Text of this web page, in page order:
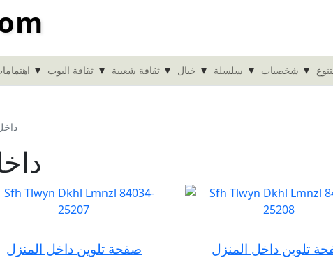
▾ ثقافة البوب ▾ ثقافة شعبية ▾ خيال ▾ سلسلة ▾ شخصيات ▾
صفحة تلوين داخل المنزل تلوين داخل المنزل